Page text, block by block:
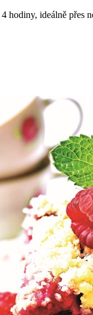
hodiny, ideálně přes